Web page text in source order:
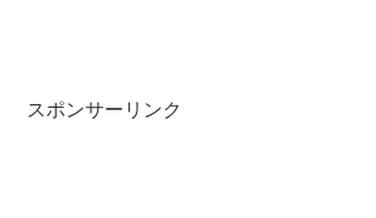
スポンサーリンク